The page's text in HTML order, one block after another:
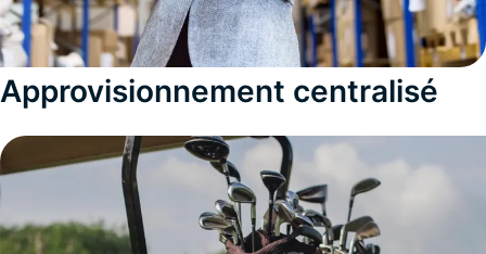
Approvisionnement centralisé